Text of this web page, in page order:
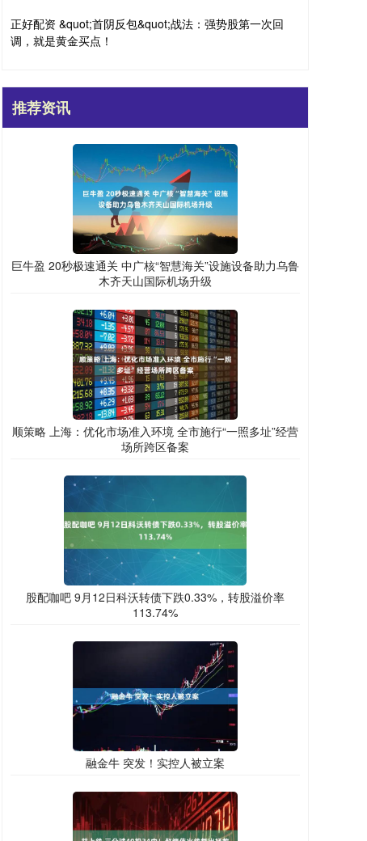
正好配资 &quot;首阴反包&quot;战法：强势股第一次回
调，就是黄金买点！
推荐资讯
巨牛盈 20秒极速通关 中广核“智慧海关”设施设备助力乌鲁
木齐天山国际机场升级
顺策略 上海：优化市场准入环境 全市施行“一照多址”经营
场所跨区备案
股配咖吧 9月12日科沃转债下跌0.33%，转股溢价率
113.74%
融金牛 突发！实控人被立案